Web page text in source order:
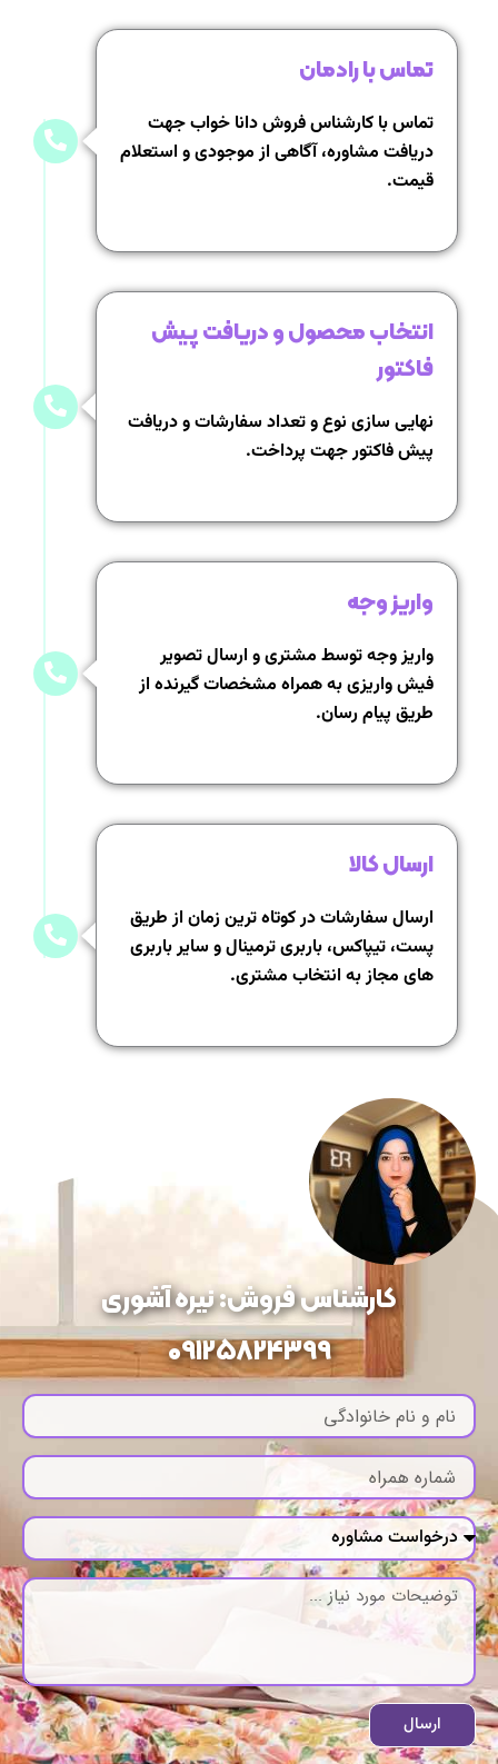
تماس با رادمان
تماس با کارشناس فروش دانا خواب جهت
دریافت مشاوره، آگاهی از موجودی و استعلام
قیمت.
انتخاب محصول و دریافت پیش
فاکتور
نهایی سازی نوع و تعداد سفارشات و دریافت
پیش فاکتور جهت پرداخت.
واریز وجه
واریز وجه توسط مشتری و ارسال تصویر
فیش واریزی به همراه مشخصات گیرنده از
طریق پیام رسان.
ارسال کالا
ارسال سفارشات در کوتاه ترین زمان از طریق
پست، تیپاکس، باربری ترمینال و سایر باربری
های مجاز به انتخاب مشتری.
کارشناس فروش: نیره آشوری
09125824399
ارسال